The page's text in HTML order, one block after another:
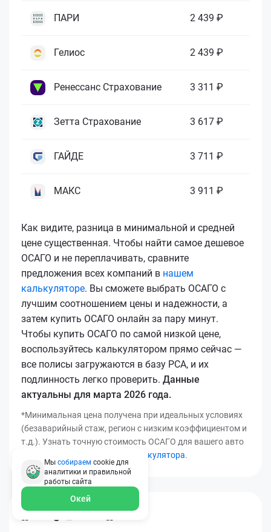
ПАРИ 2 439 ₽
Гелиос 2 439 ₽
Ренессанс Страхование 3 311 ₽
Зетта Страхование 3 617 ₽
ГАЙДЕ 3 711 ₽
МАКС 3 911 ₽
Как видите, разница в минимальной и средней
цене существенная. Чтобы найти самое дешевое
ОСАГО и не переплачивать, сравните
предложения всех компаний в нашем
калькуляторе. Вы сможете выбрать ОСАГО с
лучшим соотношением цены и надежности, а
затем купить ОСАГО онлайн за пару минут.
Чтобы купить ОСАГО по самой низкой цене,
воспользуйтесь калькулятором прямо сейчас —
все полисы загружаются в базу РСА, и их
подлинность легко проверить. Данные
актуальны для марта 2026 года.
*Минимальная цена получена при идеальных условиях
(безаварийный стаж, регион с низким коэффициентом и
т.д.). Узнать точную стоимость ОСАГО для вашего авто
нашего калькулятора.
[[*osago_title14]]
Мы собираем cookie для
аналитики и правильной
работы сайта
Окей